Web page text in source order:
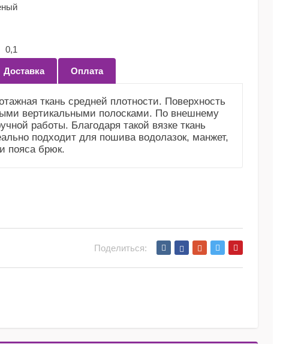
0,1
Доставка Оплата
ткань средней плотности. Поверхность
вертикальными полосками. По внешнему
работы. Благодаря такой вязке ткань
подходит для пошива водолазок, манжет,
пояса брюк.
Поделиться: